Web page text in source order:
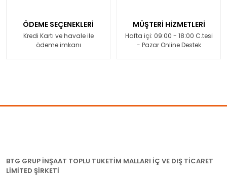
ÖDEME SEÇENEKLERİ
Kredi Kartı ve havale ile
ödeme imkanı
MÜŞTERİ HİZMETLERİ
Hafta içi: 09:00 - 18:00 C.tesi
- Pazar Online Destek
BTG GRUP İNŞAAT TOPLU TUKETİM MALLARI İÇ VE DIŞ TİCARET
LİMİTED ŞİRKETİ